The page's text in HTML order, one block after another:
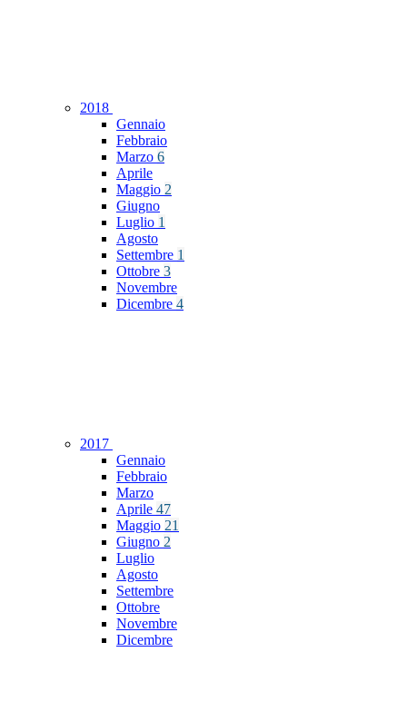
2018
Gennaio
Febbraio
Marzo 6
Aprile
Maggio 2
Giugno
Luglio 1
Agosto
Settembre 1
Ottobre 3
Novembre
Dicembre 4
2017
Gennaio
Febbraio
Marzo
Aprile 47
Maggio 21
Giugno 2
Luglio
Agosto
Settembre
Ottobre
Novembre
Dicembre